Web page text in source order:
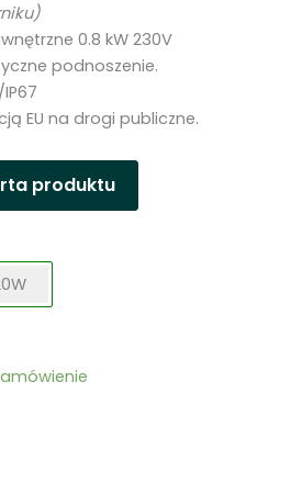
0.8 kW 230V
podnoszenie.
EU na drogi publiczne.
produktu